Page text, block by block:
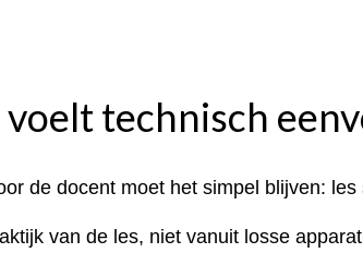
technisch
de docent moet het simpel blijven:
van de les, niet vanuit losse